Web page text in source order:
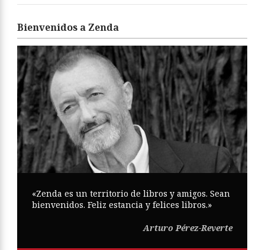
Bienvenidos a Zenda
«Zenda es un territorio de libros y amigos. Sean
bienvenidos. Feliz estancia y felices libros.»
Arturo Pérez-Reverte